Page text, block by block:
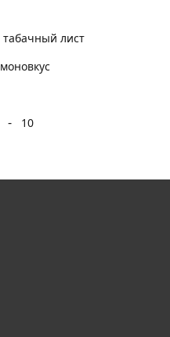
табачный лист
моновкус
- 10